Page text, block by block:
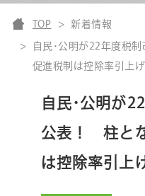
TOP 新着情報
自民･公明が22年度税
促進税制は控除率引上げ
自民･公明が
公表！ 柱と
は控除率引上